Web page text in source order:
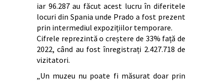
iar 96.287 au făcut acest lucru în diferitele
locuri din Spania unde Prado a fost prezent
prin intermediul expozițiilor temporare.
Cifrele reprezintă o creștere de 33% față de
2022, când au fost înregistrați 2.427.718 de
vizitatori.
„Un muzeu nu poate fi măsurat doar prin